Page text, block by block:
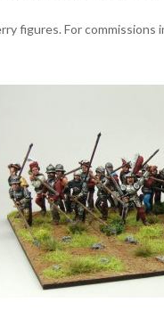
figures. For commissions